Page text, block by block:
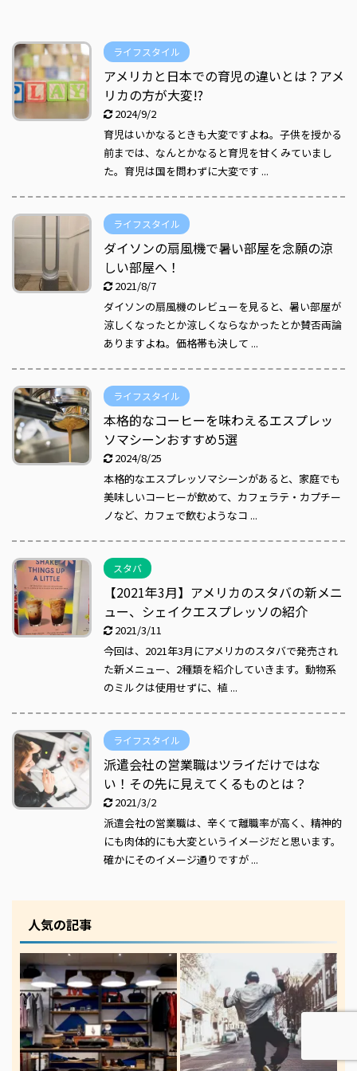
ライフスタイル
アメリカと日本での育児の違いとは？アメ
リカの方が大変!?
2024/9/2
育児はいかなるときも大変ですよね。子供を授かる
前までは、なんとかなると育児を甘くみていまし
た。育児は国を問わずに大変です ...
ライフスタイル
ダイソンの扇風機で暑い部屋を念願の涼
しい部屋へ！
2021/8/7
ダイソンの扇風機のレビューを見ると、暑い部屋が
涼しくなったとか涼しくならなかったとか賛否両論
ありますよね。価格帯も決して ...
ライフスタイル
本格的なコーヒーを味わえるエスプレッ
ソマシーンおすすめ5選
2024/8/25
本格的なエスプレッソマシーンがあると、家庭でも
美味しいコーヒーが飲めて、カフェラテ・カプチー
ノなど、カフェで飲むようなコ ...
スタバ
【2021年3月】アメリカのスタバの新メニ
ュー、シェイクエスプレッソの紹介
2021/3/11
今回は、2021年3月にアメリカのスタバで発売され
た新メニュー、2種類を紹介していきます。動物系
のミルクは使用せずに、植 ...
ライフスタイル
派遣会社の営業職はツライだけではな
い！その先に見えてくるものとは？
2021/3/2
派遣会社の営業職は、辛くて離職率が高く、精神的
にも肉体的にも大変というイメージだと思います。
確かにそのイメージ通りですが ...
人気の記事